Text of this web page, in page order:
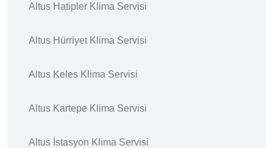
Altus Hatipler Klima Servisi
Altus Hürriyet Klima Servisi
Altus Keles Klima Servisi
Altus Kartepe Klima Servisi
Altus İstasyon Klima Servisi